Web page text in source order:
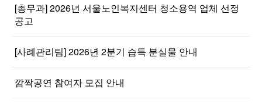
[총무과] 2026년 서울노인복지센터 청소용역 업체 선정
공고
[사례관리팀] 2026년 2분기 습득 분실물 안내
깜짝공연 참여자 모집 안내